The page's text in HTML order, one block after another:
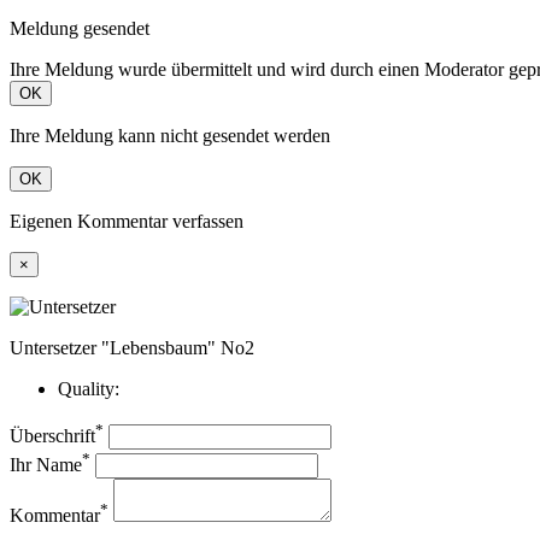
Meldung gesendet
Ihre Meldung wurde übermittelt und wird durch einen Moderator
OK
Ihre Meldung kann nicht gesendet werden
OK
Eigenen Kommentar verfassen
×
Untersetzer "Lebensbaum" No2
Quality:
Überschrift*
Ihr Name*
Kommentar*